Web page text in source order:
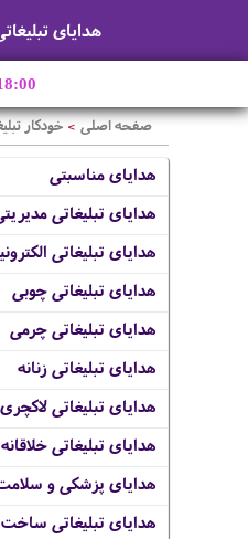
هدایای
صفحه اصلی > خودکار
هدایای مناسبتی
هدایای تبلیغاتی
هدایای تبلیغاتی
هدایای تبلیغاتی چوبی
هدایای تبلیغاتی چرمی
هدایای تبلیغاتی زنانه
هدایای تبلیغاتی لاکچری
هدایای تبلیغاتی خلاقانه
هدایای پزشکی و
هدایای تبلیغاتی ساخت